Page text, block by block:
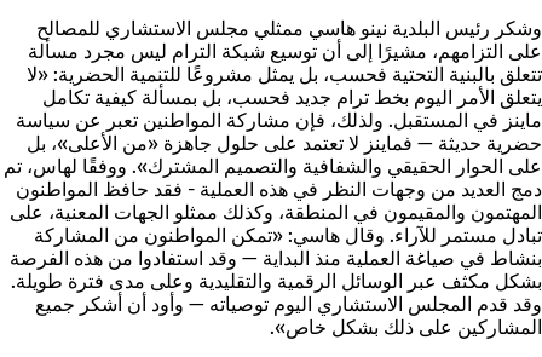
وشكر رئيس البلدية نينو هاسي ممثلي مجلس الاستشاري للمصالح
على التزامهم، مشيرًا إلى أن توسيع شبكة الترام ليس مجرد مسألة
تتعلق بالبنية التحتية فحسب، بل يمثل مشروعًا للتنمية الحضرية: «لا
يتعلق الأمر اليوم بخط ترام جديد فحسب، بل بمسألة كيفية تكامل
ماينز في المستقبل. ولذلك، فإن مشاركة المواطنين تعبر عن سياسة
حضرية حديثة — فماينز لا تعتمد على حلول جاهزة «من الأعلى»، بل
على الحوار الحقيقي والشفافية والتصميم المشترك». ووفقًا لهاس، تم
دمج العديد من وجهات النظر في هذه العملية - فقد حافظ المواطنون
المهتمون والمقيمون في المنطقة، وكذلك ممثلو الجهات المعنية، على
تبادل مستمر للآراء. وقال هاسي: «تمكن المواطنون من المشاركة
بنشاط في صياغة العملية منذ البداية — وقد استفادوا من هذه الفرصة
بشكل مكثف عبر الوسائل الرقمية والتقليدية وعلى مدى فترة طويلة.
وقد قدم المجلس الاستشاري اليوم توصياته — وأود أن أشكر جميع
المشاركين على ذلك بشكل خاص».